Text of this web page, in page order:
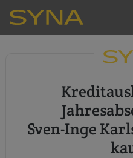
Kreditauskünfte und
Sven-Inge